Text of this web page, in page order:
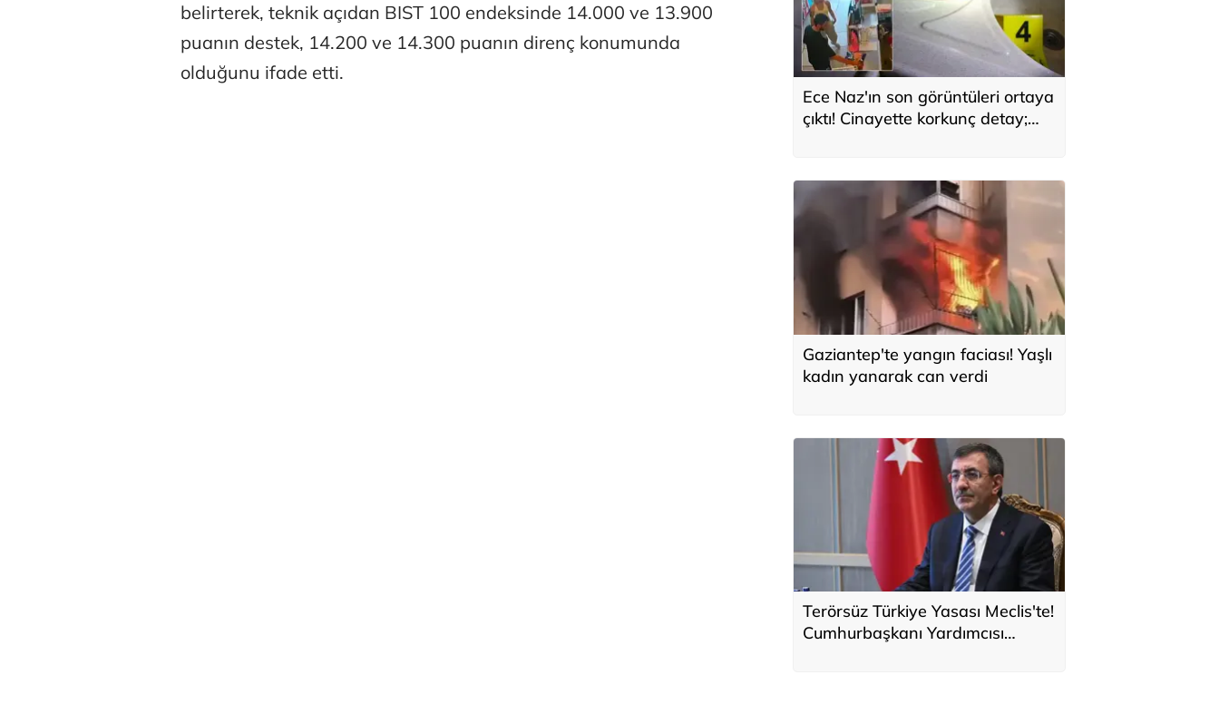
belirterek, teknik açıdan BIST 100 endeksinde 14.000 ve 13.900
puanın destek, 14.200 ve 14.300 puanın direnç konumunda
olduğunu ifade etti.
Ece Naz'ın son görüntüleri ortaya
çıktı! Cinayette korkunç detay;
Gaziantep'te yangın faciası! Yaşlı
kadın yanarak can verdi
Terörsüz Türkiye Yasası Meclis'te!
Cumhurbaşkanı Yardımcısı